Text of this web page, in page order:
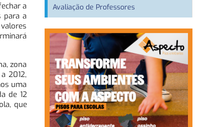
a
para a
zona
2012,
uma
de 12
que
Avaliação de Professores